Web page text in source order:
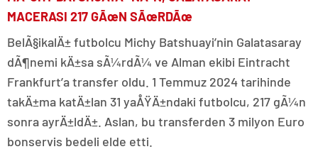
MACERASI 217 GÃœN SÃœRDÃœ
BelÃ§ikalÄ± futbolcu Michy Batshuayi’nin Galatasaray
dÃ¶nemi kÄ±sa sÃ¼rdÃ¼ ve Alman ekibi Eintracht
Frankfurt’a transfer oldu. 1 Temmuz 2024 tarihinde
takÄ±ma katÄ±lan 31 yaÅŸÄ±ndaki futbolcu, 217 gÃ¼n
sonra ayrÄ±ldÄ±. Aslan, bu transferden 3 milyon Euro
bonservis bedeli elde etti.